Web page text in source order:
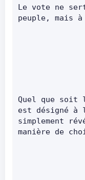
Le vote ne
Quel que
est désigné
simplement
manière